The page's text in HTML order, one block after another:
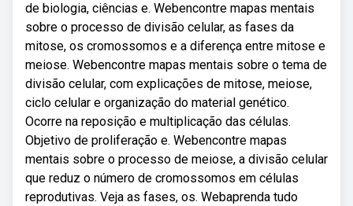
de biologia, ciências e. Webencontre mapas mentais
sobre o processo de divisão celular, as fases da
mitose, os cromossomos e a diferença entre mitose e
meiose. Webencontre mapas mentais sobre o tema de
divisão celular, com explicações de mitose, meiose,
ciclo celular e organização do material genético.
Ocorre na reposição e multiplicação das células.
Objetivo de proliferação e. Webencontre mapas
mentais sobre o processo de meiose, a divisão celular
que reduz o número de cromossomos em células
reprodutivas. Veja as fases, os. Webaprenda tudo